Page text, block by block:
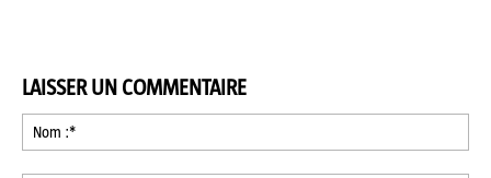
LAISSER UN COMMENTAIRE
:*